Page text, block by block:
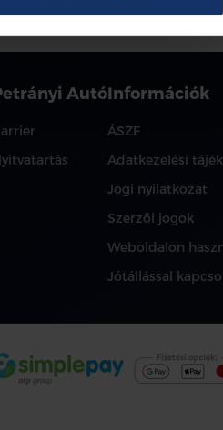
AutóInformációk
ÁSZF
Adatkezelési
Jogi nyilatkozat
Szerzői jogok
Weboldalon
Jótállással